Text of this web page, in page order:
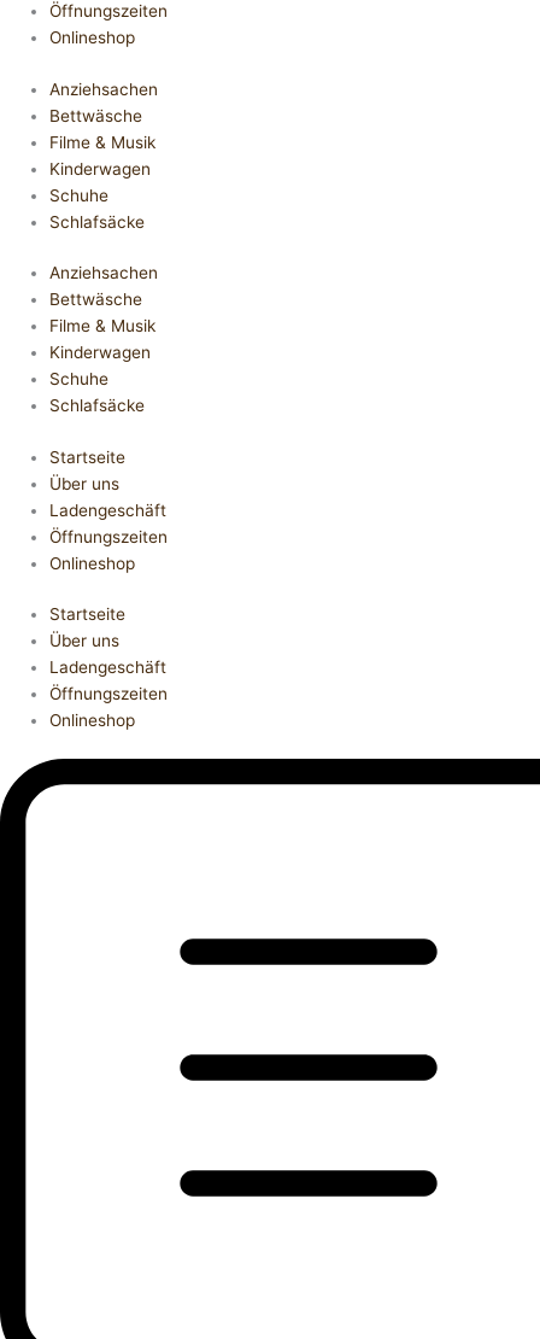
Öffnungszeiten
Onlineshop
Anziehsachen
Bettwäsche
Filme & Musik
Kinderwagen
Schuhe
Schlafsäcke
Anziehsachen
Bettwäsche
Filme & Musik
Kinderwagen
Schuhe
Schlafsäcke
Startseite
Über uns
Ladengeschäft
Öffnungszeiten
Onlineshop
Startseite
Über uns
Ladengeschäft
Öffnungszeiten
Onlineshop